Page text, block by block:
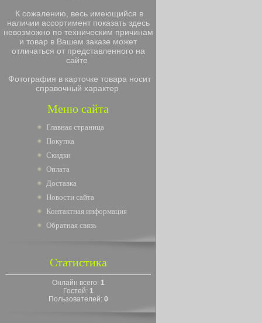
К сожалению, весь имеющийся в
наличии ассортимент показать здесь
невозможно по техническим причинам
и товар в Вашем заказе может
отличаться от представленного на
сайте
Фотография в карточке товара носит
справочный характер
Меню сайта
Главная страница
Покупка
Скидки
Оплата
Доставка
Новости сайта
Контактная информация
Обратная связь
Статистика
Онлайн всего: 1
Гостей: 1
Пользователей: 0